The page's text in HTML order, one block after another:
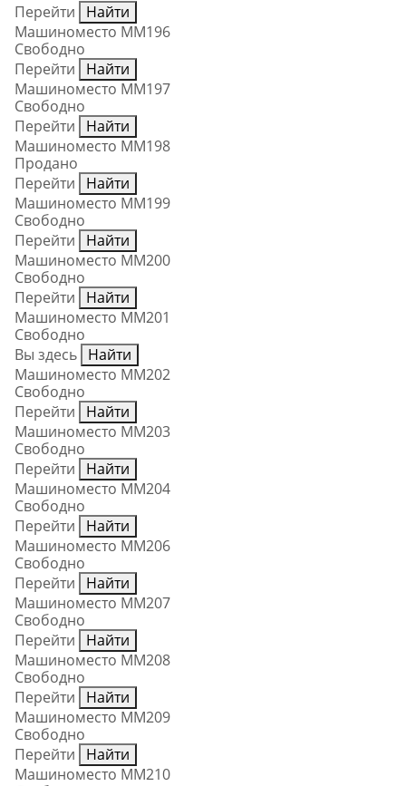
Перейти
Найти
Машиноместо ММ196
Свободно
Перейти
Найти
Машиноместо ММ197
Свободно
Перейти
Найти
Машиноместо ММ198
Продано
Перейти
Найти
Машиноместо ММ199
Свободно
Перейти
Найти
Машиноместо ММ200
Свободно
Перейти
Найти
Машиноместо ММ201
Свободно
Вы здесь Найти
Машиноместо ММ202
Свободно
Перейти
Найти
Машиноместо ММ203
Свободно
Перейти
Найти
Машиноместо ММ204
Свободно
Перейти
Найти
Машиноместо ММ206
Свободно
Перейти
Найти
Машиноместо ММ207
Свободно
Перейти
Найти
Машиноместо ММ208
Свободно
Перейти
Найти
Машиноместо ММ209
Свободно
Перейти
Найти
Машиноместо ММ210